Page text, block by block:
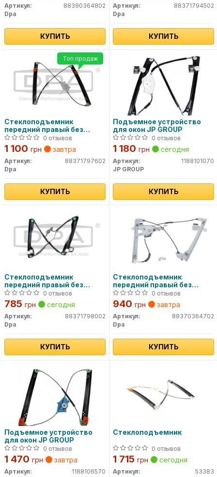
Артикул:
88390364802
Dpa
КУПИТЬ
Артикул:
88371794502
Dpa
КУПИТЬ
Стеклоподъемник
передний правый без
моторчика (88371797602)
DPA
0 отзывов
1 100 грн завтра
Артикул:
88371797602
Dpa
КУПИТЬ
Топ продаж
Подъемное устройство
для окон JP GROUP
0 отзывов
1 180 грн сегодня
Артикул:
1188101070
JP GROUP
КУПИТЬ
Стеклоподъемник
передний правый без
моторчика (88371798002)
DPA
0 отзывов
785 грн сегодня
Артикул:
88371798002
Dpa
КУПИТЬ
Стеклоподъемник
передний правый без
моторчика (88370364702)
DPA
0 отзывов
940 грн завтра
Артикул:
88370364702
Dpa
КУПИТЬ
Подъемное устройство
для окон JP GROUP
0 отзывов
1 470 грн завтра
Артикул:
1188106570
Стеклоподъемник
0 отзывов
1 715 грн сегодня
Артикул:
53383